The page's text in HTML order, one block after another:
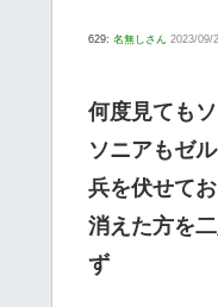
629: 名無しさん 2023/09/
何度見ても
ソニアもゼ
兵を伏せて
消えた方を
ず